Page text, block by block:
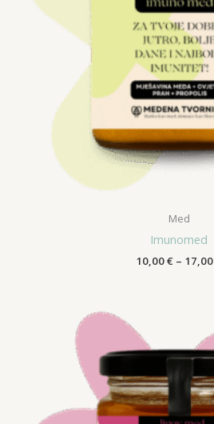
Med
Imunomed
10,00€ – 17,00